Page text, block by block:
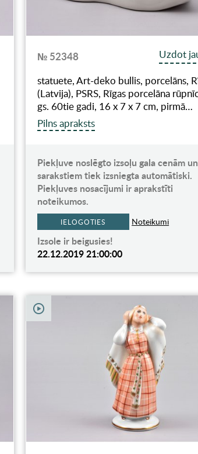
№ 52348
Uzdot
statuete, Art-deko bullis, porcelāns,
(Latvija), PSRS, Rīgas porcelāna
gs. 60tie gadi, 16 x 7 x 7 cm, pirmā…
Pilns apraksts
Piekļuve noslēgto izsoļu gala cenām
sarakstiem tiek izsniegta automātiski.
Piekļuves nosacījumi ir aprakstīti
noteikumos.
IELOGOTIES Noteikumi
Izsole ir beigusies!
22.12.2019 21:00:00